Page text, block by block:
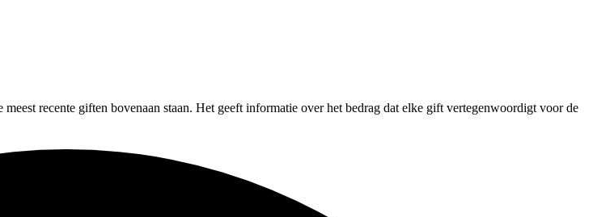
recente giften bovenaan staan. Het geeft informatie over het bedrag dat elke gift vertegenwoordigt voor de